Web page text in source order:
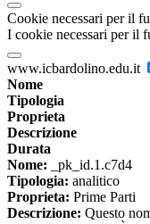
Cookie necessari per il
I cookie necessari per il
www.icbardolino.edu.it
Nome
Tipologia
Proprieta
Descrizione
Durata
Nome: _pk_id.1.c7d4
Tipologia: analitico
Proprieta: Prime Parti
Descrizione: Questo